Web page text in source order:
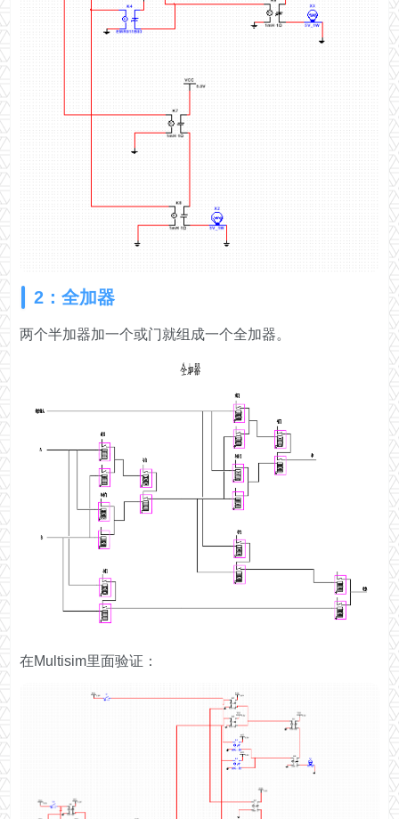
2：全加器
两个半加器加一个或门就组成一个全加器。
在Multisim里面验证：